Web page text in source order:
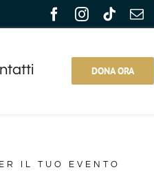
DONA ORA
IL TUO EVENTO